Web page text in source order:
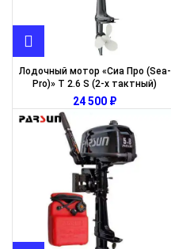
Лодочный мотор «Сиа Про (Sea-
Pro)» T 2.6 S (2-х тактный)
₽